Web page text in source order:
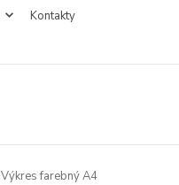
Kontakty
Výkres farebný A4